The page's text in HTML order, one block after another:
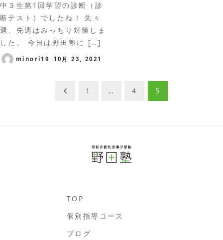
中３生第1回学習の診断（診
断テスト）でしたね！ 先々
週、先週はみっちり対策しま
した。 今日は野田塾に […]
minori19 10月 23, 2021
1 … 4 5
TOP
個別指導コース
ブログ